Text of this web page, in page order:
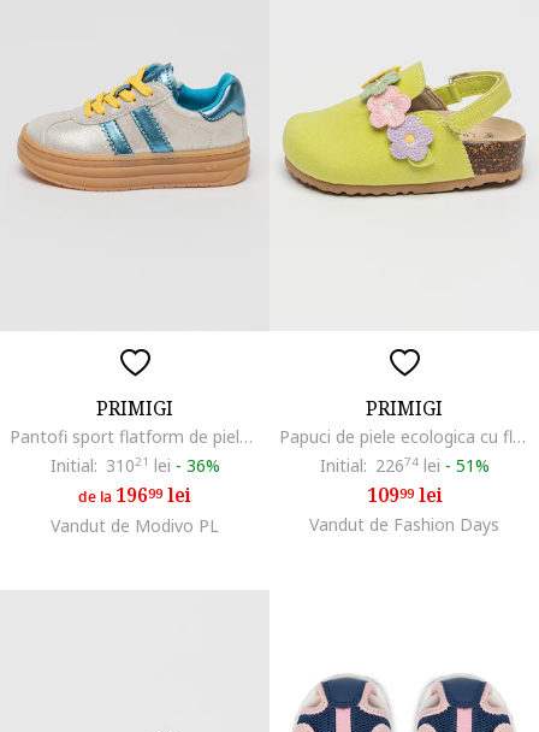
PRIMIGI
Pantofi sport flatform de piele intoarsa peliculizata, Albastru/Argintiu
Initial: 31021 lei - 36%
de la 19699lei
Vandut de Modivo PL
PRIMIGI
Papuci de piele ecologica cu flori 3D, Galben/Roz/Verde fistic
Initial: 22674lei - 51%
10999lei
Vandut de Fashion Days